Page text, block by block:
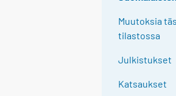
Muutoksia
tilastossa
Julkistukset
Katsaukset